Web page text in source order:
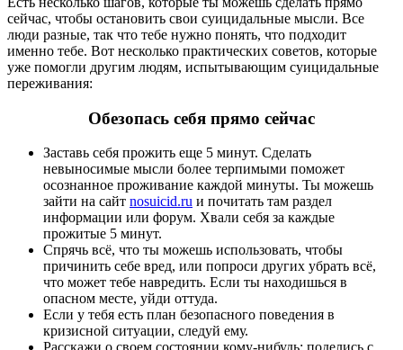
сейчас, чтобы остановить свои суицидальные мысли. Все
люди разные, так что тебе нужно понять, что подходит
именно тебе. Вот несколько практических советов, которые
уже помогли другим людям, испытывающим суицидальные
переживания:
Обезопась себя прямо сейчас
Заставь себя прожить еще 5 минут. Сделать
невыносимые мысли более терпимыми поможет
осознанное проживание каждой минуты. Ты можешь
зайти на сайт nosuicid.ru и почитать там раздел
информации или форум. Хвали себя за каждые
прожитые 5 минут.
Спрячь всё, что ты можешь использовать, чтобы
причинить себе вред, или попроси других убрать всё,
что может тебе навредить. Если ты находишься в
опасном месте, уйди оттуда.
Если у тебя есть план безопасного поведения в
кризисной ситуации, следуй ему.